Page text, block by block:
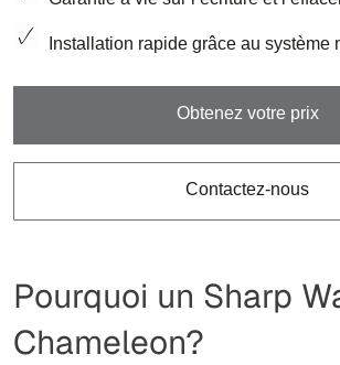
Installation rapide grâce au système
Obtenez votre prix
Contactez-nous
Pourquoi un Sharp
Chameleon?